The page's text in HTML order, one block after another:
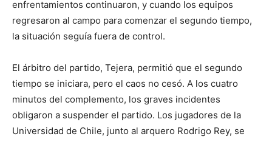
enfrentamientos continuaron, y cuando los equipos
regresaron al campo para comenzar el segundo tiempo,
la situación seguía fuera de control.
El árbitro del partido, Tejera, permitió que el segundo
tiempo se iniciara, pero el caos no cesó. A los cuatro
minutos del complemento, los graves incidentes
obligaron a suspender el partido. Los jugadores de la
Universidad de Chile, junto al arquero Rodrigo Rey, se